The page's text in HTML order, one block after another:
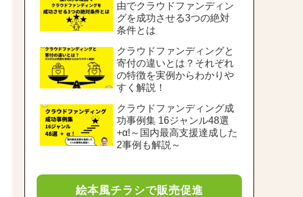
由でクラウドファンディン
グを成功させる3つの絶対
条件とは
クラウドファンディングと
寄付の違いとは？それぞれ
の特徴を実例からわかりや
すく解説！
クラウドファンディング成
功事例集 16ジャンル48選
+α!～国内最高支援達成した
2事例も解説～
絵本風チラシで販売促進